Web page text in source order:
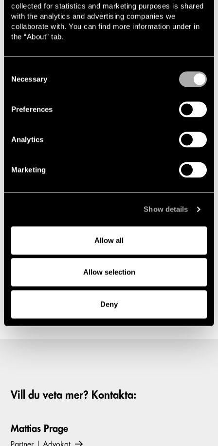
collected for statistics and marketing purposes is shared
with the analytics and advertising companies we
collaborate with. You can find more information under in
the “About” tab.
Selection
Necessary
Preferences
Analytics
Marketing
Show details
Allow all
Allow selection
Deny
samband med omvänt förvärv
Lindahl rådgivare till Medivir i riktad
2026-06-05
Lindahl rådgivare till Aira vid notering på
Lindahl rådgivare till Medivir i riktad
nyemission om 45 MSEK
Vill du veta mer? Kontakta:
Mattias Prage